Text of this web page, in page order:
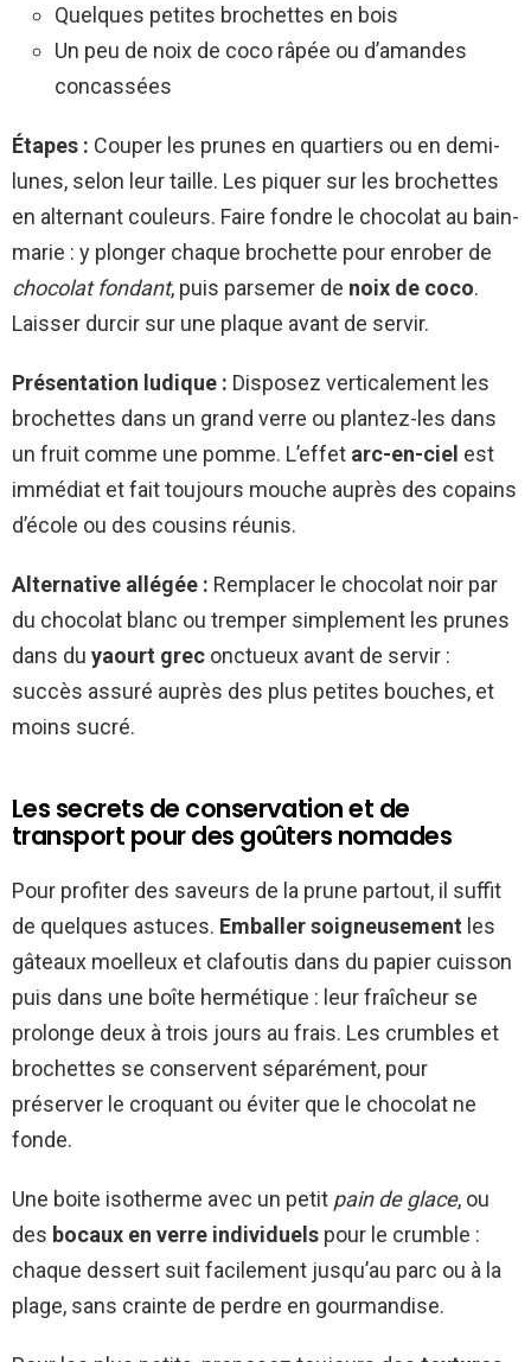
Quelques petites brochettes en bois
Un peu de noix de coco râpée ou d’amandes
concassées
Étapes : Couper les prunes en quartiers ou en demi-
lunes, selon leur taille. Les piquer sur les brochettes
en alternant couleurs. Faire fondre le chocolat au bain-
marie : y plonger chaque brochette pour enrober de
chocolat fondant, puis parsemer de noix de coco.
Laisser durcir sur une plaque avant de servir.
Présentation ludique : Disposez verticalement les
brochettes dans un grand verre ou plantez-les dans
un fruit comme une pomme. L’effet arc-en-ciel est
immédiat et fait toujours mouche auprès des copains
d’école ou des cousins réunis.
Alternative allégée : Remplacer le chocolat noir par
du chocolat blanc ou tremper simplement les prunes
dans du yaourt grec onctueux avant de servir :
succès assuré auprès des plus petites bouches, et
moins sucré.
Les secrets de conservation et de
transport pour des goûters nomades
Pour profiter des saveurs de la prune partout, il suffit
de quelques astuces. Emballer soigneusement les
gâteaux moelleux et clafoutis dans du papier cuisson
puis dans une boîte hermétique : leur fraîcheur se
prolonge deux à trois jours au frais. Les crumbles et
brochettes se conservent séparément, pour
préserver le croquant ou éviter que le chocolat ne
fonde.
Une boite isotherme avec un petit pain de glace, ou
des bocaux en verre individuels pour le crumble :
chaque dessert suit facilement jusqu’au parc ou à la
plage, sans crainte de perdre en gourmandise.